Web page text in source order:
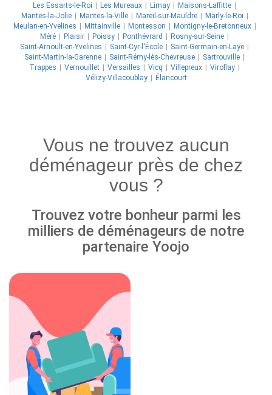
Les Essarts-le-Roi
Les Mureaux Limay
Maisons-Laffitte
Mantes-la-Jolie
Mantes-la-Ville Mareil-sur-Mauldre
Marly-le-Roi
Meulan-en-Yvelines
Mittainville Montesson
Montigny-le-Bretonneux
Méré
Plaisir Poissy Ponthévrard
Rosny-sur-Seine
Saint-Arnoult-en-Yvelines
Saint-Cyr-l'École
Saint-Germain-en-Laye
Saint-Martin-la-Garenne
Saint-Rémy-lès-Chevreuse
Sartrouville
Trappes
Vernouillet Versailles Vicq Villepreux
Viroflay
Vélizy-Villacoublay
Élancourt
Vous ne trouvez aucun
déménageur près de chez
vous ?
Trouvez votre bonheur parmi les
milliers de déménageurs de notre
partenaire Yoojo